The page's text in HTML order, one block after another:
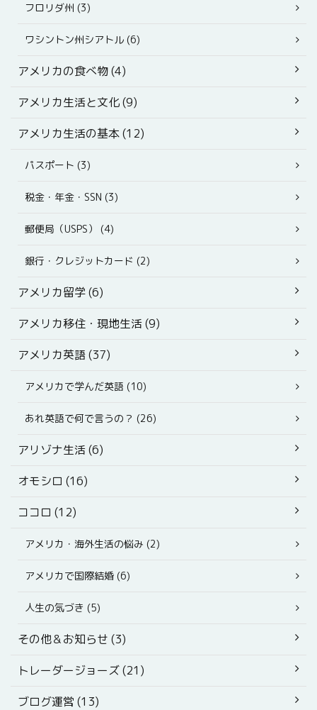
フロリダ州 (3)
ワシントン州シアトル (6)
アメリカの食べ物 (4)
アメリカ生活と文化 (9)
アメリカ生活の基本 (12)
パスポート (3)
税金・年金・SSN (3)
郵便局（USPS） (4)
銀行・クレジットカード (2)
アメリカ留学 (6)
アメリカ移住・現地生活 (9)
アメリカ英語 (37)
アメリカで学んだ英語 (10)
あれ英語で何で言うの？ (26)
アリゾナ生活 (6)
オモシロ (16)
ココロ (12)
アメリカ・海外生活の悩み (2)
アメリカで国際結婚 (6)
人生の気づき (5)
その他＆お知らせ (3)
トレーダージョーズ (21)
ブログ運営 (13)